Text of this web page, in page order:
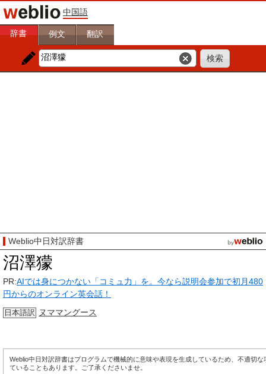
中国語
辞書 例文 翻訳
Weblio中日対訳辞書
沼澤獴
PR:AIでは身につかない「コミュ力」を。今なら説明会参加で初月480
円からのオンライン英会話！
日本語訳 ヌママングース
Weblio中日対訳辞書はプログラムで機械的に意味や表現を生成しているため、不適切な
ていることもあります。ご了承くださいませ。